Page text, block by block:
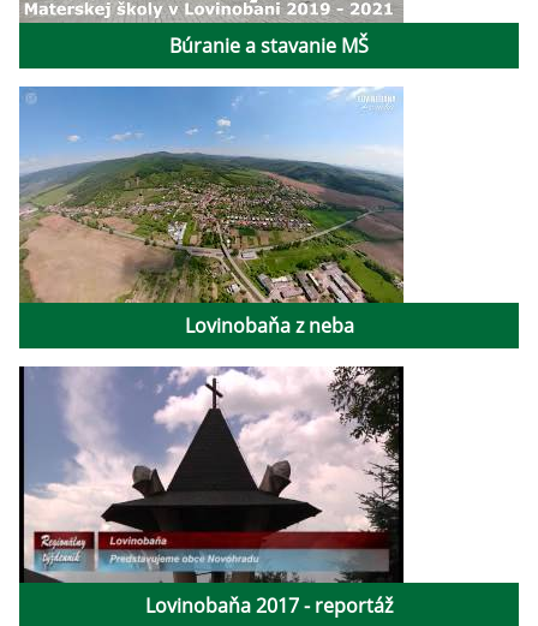
Búranie a stavanie MŠ
Lovinobaňa z neba
Lovinobaňa 2017 - reportáž